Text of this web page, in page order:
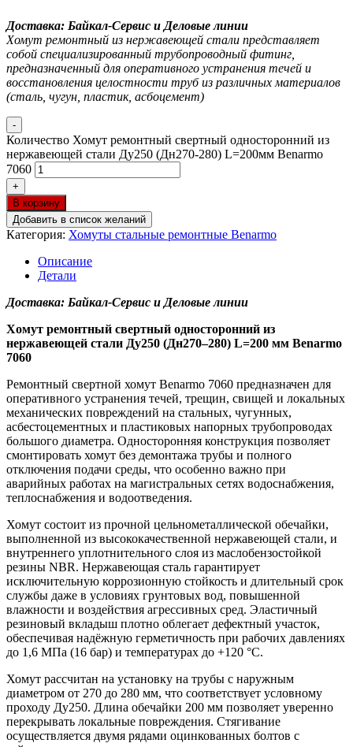
Доставка: Байкал-Сервис и Деловые линии
Хомут ремонтный из нержавеющей стали представляет
собой специализированный трубопроводный фитинг,
предназначенный для оперативного устранения течей и
восстановления целостности труб из различных материалов
(сталь, чугун, пластик, асбоцемент)
-
Количество Хомут ремонтный свертный односторонний из
нержавеющей стали Ду250 (Дн270-280) L=200мм Benarmo
7060
+
В корзину
Добавить в список желаний
Категория: Хомуты стальные ремонтные Benarmo
Описание
Детали
Доставка: Байкал-Сервис и Деловые линии
Хомут ремонтный свертный односторонний из
нержавеющей стали Ду250 (Дн270–280) L=200 мм Benarmo
7060
Ремонтный свертной хомут Benarmo 7060 предназначен для
оперативного устранения течей, трещин, свищей и локальных
механических повреждений на стальных, чугунных,
асбестоцементных и пластиковых напорных трубопроводах
большого диаметра. Односторонняя конструкция позволяет
смонтировать хомут без демонтажа трубы и полного
отключения подачи среды, что особенно важно при
аварийных работах на магистральных сетях водоснабжения,
теплоснабжения и водоотведения.
Хомут состоит из прочной цельнометаллической обечайки,
выполненной из высококачественной нержавеющей стали, и
внутреннего уплотнительного слоя из маслобензостойкой
резины NBR. Нержавеющая сталь гарантирует
исключительную коррозионную стойкость и длительный срок
службы даже в условиях грунтовых вод, повышенной
влажности и воздействия агрессивных сред. Эластичный
резиновый вкладыш плотно облегает дефектный участок,
обеспечивая надёжную герметичность при рабочих давлениях
до 1,6 МПа (16 бар) и температурах до +120 °C.
Хомут рассчитан на установку на трубы с наружным
диаметром от 270 до 280 мм, что соответствует условному
проходу Ду250. Длина обечайки 200 мм позволяет уверенно
перекрывать локальные повреждения. Стягивание
осуществляется двумя рядами оцинкованных болтов с